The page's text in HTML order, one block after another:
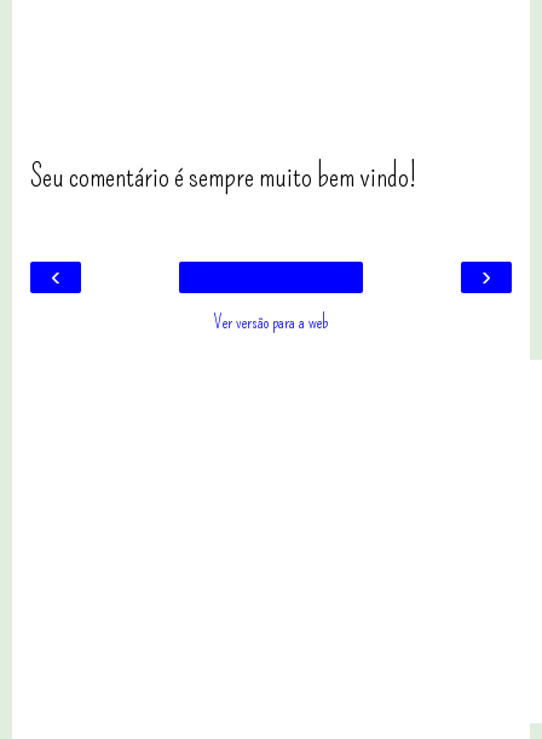
Seu comentário é sempre muito bem vindo!
‹ ›
Ver versão para a web